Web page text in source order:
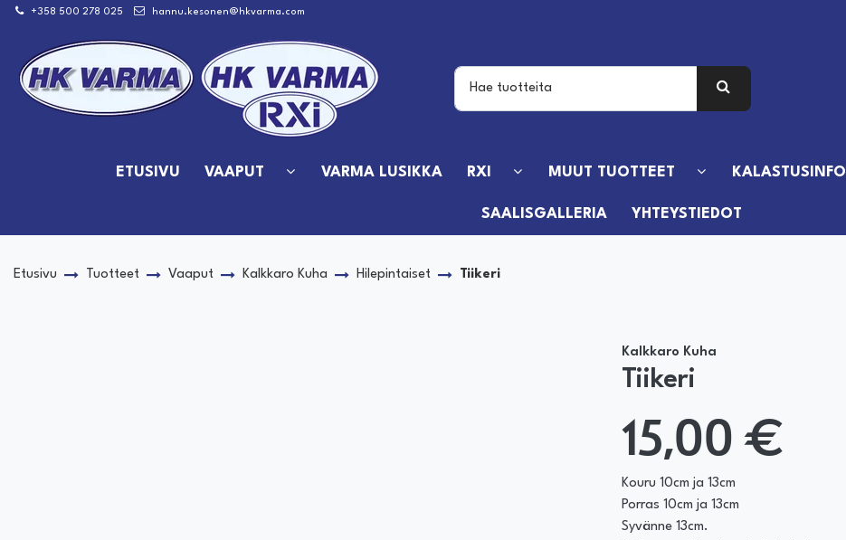
Siirry pääsisältöön
+358 500 278 025 hannu.kesonen@hkvarma.com
ETUSIVU VAAPUT VARMA LUSIKKA RXI MUUT TUOTTEET KALASTUSINFO
SAALISGALLERIA YHTEYSTIEDOT
Etusivu Tuotteet Vaaput Kalkkaro Kuha Hilepintaiset Tiikeri
Kalkkaro Kuha
Tiikeri
15,00 €
Kouru 10cm ja 13cm
Porras 10cm ja 13cm
Syvänne 13cm.